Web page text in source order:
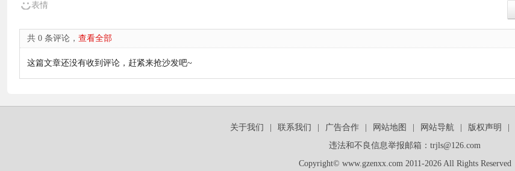
表情
共 0 条评论， 查看全部
这篇文章还没有收到评论，赶紧来抢沙发吧~
关于我们 联系我们 广告合作 网站地图 网站导航 版权声明
违法和不良信息举报邮箱：trjls@126.com
Copyright© www.gzenxx.com 2011-2026 All Rights Reserved